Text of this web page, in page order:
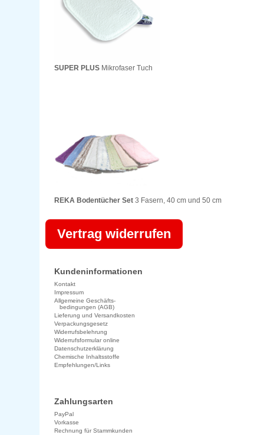
SUPER PLUS Mikrofaser Tuch
REKA Bodentücher Set 3 Fasern, 40 cm und 50 cm
Vertrag widerrufen
Kundeninformationen
Kontakt
Impressum
Allgemeine Geschäfts-
bedingungen (AGB)
Lieferung und Versandkosten
Verpackungsgesetz
Widerrufsbelehrung
Widerrufsformular online
Datenschutzerklärung
Chemische Inhaltsstoffe
Empfehlungen/Links
Zahlungsarten
PayPal
Vorkasse
Rechnung für Stammkunden